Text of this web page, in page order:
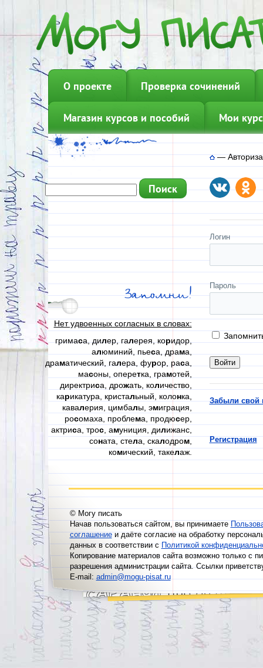
О проекте Проверка сочинений
Магазин курсов и пособий Мои
Запомни!
Нет удвоенных согласных в словах:
гримаса, дилер, галерея, коридор,
алюминий, пьеса, драма,
драматический, галера, фурор, раса,
масоны, оперетка, грамотей,
директриса, дрожать, количество,
карикатура, кристальный, колонка,
кавалерия, цимбалы, эмиграция,
росомаха, проблема, продюсер,
актриса, трос, амуниция, дилижанс,
соната, стела, скалодром,
комический, такелаж.
—
Логин
Пароль
Забыли свой
Регистрация
© Могу писать
Начав пользоваться сайтом, вы принимаете
соглашениеи даёте согласие на обработку
данных в соответствии сПолитикой
Копирование материалов сайта возможно только с
разрешения администрации сайта. Ссылки
E-mail:admin@mogu-pisat.ru